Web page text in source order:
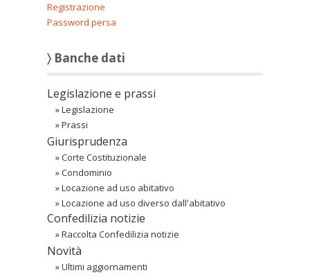
Registrazione
Password persa
〉 Banche dati
Legislazione e prassi
»Legislazione
»Prassi
Giurisprudenza
»Corte Costituzionale
»Condominio
»Locazione ad uso abitativo
»Locazione ad uso diverso dall'abitativo
Confedilizia notizie
»Raccolta Confedilizia notizie
Novità
»Ultimi aggiornamenti